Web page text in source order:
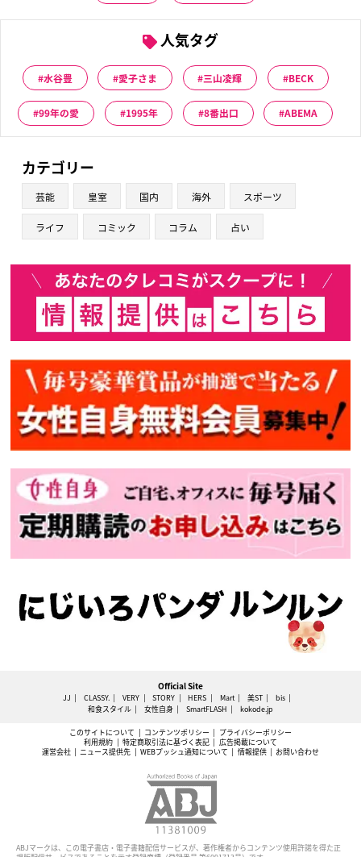
人気タグ
水谷豊 愛子さま 三山凌輝 BECK
99年の愛 1995年 8番出口 ABEMA
カテゴリー
芸能 皇室 国内 海外 スポーツ
ライフ コミック コラム 占い
Official Site
JJ CLASSY. VERY STORY HERS Mart 美ST
bis
和食スタイル
女性自身 SmartFLASH kokode.jp
このサイトについて コンテンツポリシー
プライバシーポリシー
利用規約
特定商取引法に基づく表記
広告掲載について
運営会社
ニュース提供先 WEBプッシュ通知について 情報提供 お問い合わせ
ABJマークは、この電子書店・電子書籍配信サービスが、著作権者からコンテンツ使用許諾を得た正